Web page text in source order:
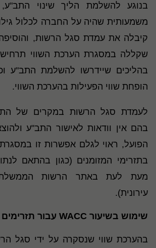
בנוגע להשלמת הליך שינוי
משמעותית שהיה על החברה לכלול
קיבלה את עמדת סגל הרשות, והוסיפה
שקללה במסגרת הערכת השווי
בהליכים שיידרשו להשלמת התב"ע
הופחת שווי הפעילות בהערכת השווי.
לעמדת סגל הרשות במקרים של
בהם אין וודאות לאישור התב"ע
הפועל, ראוי לגלם אפשרות זו
בתזרימי המזומנים (כגון בהתאם
מעת לעת באתר הרשות
עירונית).
שימוש בשיעור WACC עבור תזרימים לבעלי ההון
בהערכת שווי שנסקרה על ידי סגל